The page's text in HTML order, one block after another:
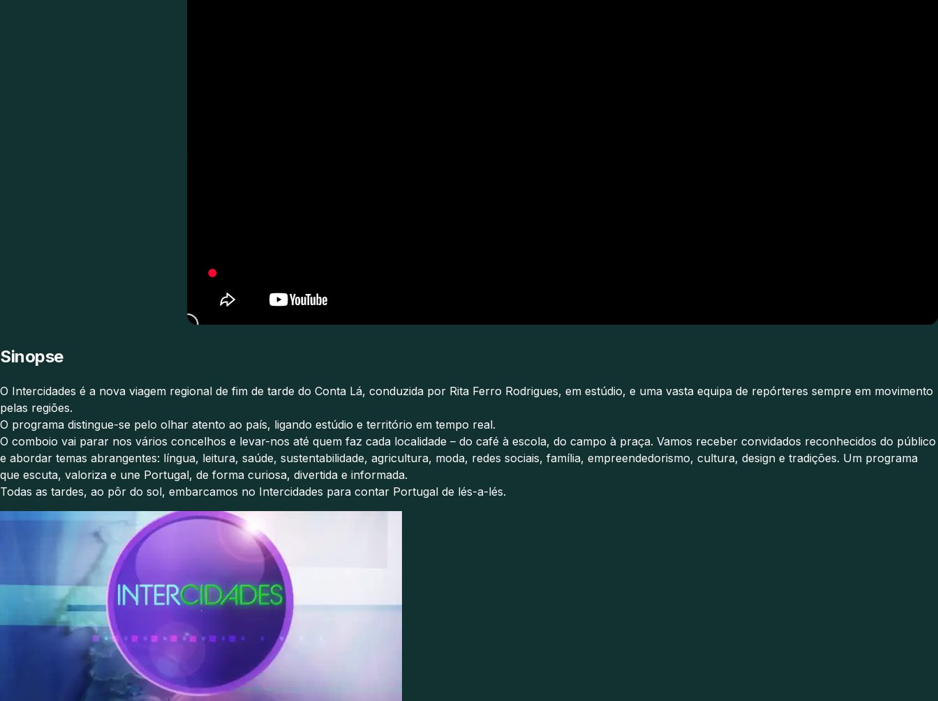
Sinopse
O Intercidades é a nova viagem regional de fim de tarde do Conta Lá, conduzida por Rita Ferro Rodrigues, em estúdio, e uma vasta equipa de repórteres sempre em movimento
pelas regiões.
O programa distingue-se pelo olhar atento ao país, ligando estúdio e território em tempo real.
O comboio vai parar nos vários concelhos e levar-nos até quem faz cada localidade – do café à escola, do campo à praça. Vamos receber convidados reconhecidos do público
e abordar temas abrangentes: língua, leitura, saúde, sustentabilidade, agricultura, moda, redes sociais, família, empreendedorismo, cultura, design e tradições. Um programa
que escuta, valoriza e une Portugal, de forma curiosa, divertida e informada.
Todas as tardes, ao pôr do sol, embarcamos no Intercidades para contar Portugal de lés-a-lés.